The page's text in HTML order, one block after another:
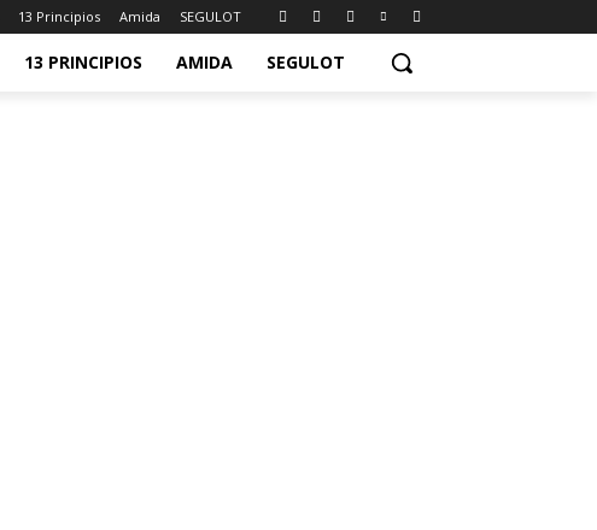
13 Principios Amida SEGULOT
13 PRINCIPIOS AMIDA SEGULOT